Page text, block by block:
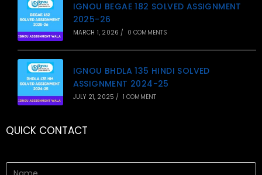
IGNOU BEGAE 182 SOLVED ASSIGNMENT
2025-26
MARCH 1, 2026 / 0 COMMENTS
IGNOU BHDLA 135 HINDI SOLVED
ASSIGNMENT 2024-25
JULY 21, 2025 / 1 COMMENT
QUICK CONTACT